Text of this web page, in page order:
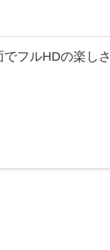
フルHDの楽し